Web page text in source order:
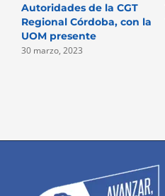
Autoridades de la CGT
Regional Córdoba, con la
UOM presente
30 marzo, 2023